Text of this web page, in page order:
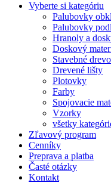
Vyberte si kategóriu
Palubovky
Palubovky
Hranoly a
Doskový
Stavebné drevo
Drevené lišty
Plotovky
Farby
Spojovacie
Vzorky
všetky
Zľavový program
Cenníky
Preprava a platba
Časté otázky
Kontakt